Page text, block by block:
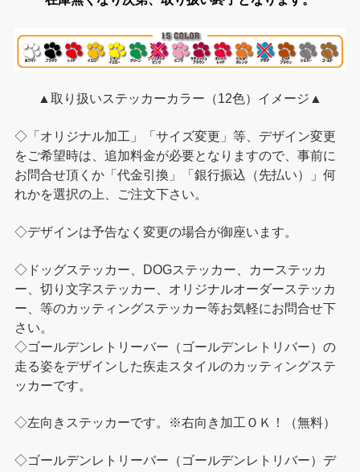
▲取り扱いステッカーカラー（12色）イメージ▲
◇「オリジナル加工」「サイズ変更」等、デザイン変更
をご希望時は、追加料金が必要となりますので、事前に
お問合せ頂くか「代金引換」「銀行振込（先払い）」何
れかを選択の上、ご注文下さい。
◇デザインは予告なく変更の場合が御座います。
◇ドッグステッカー、DOGステッカー、カーステッカ
ー、切り文字ステッカー、オリジナルオーダーステッカ
ー、等のカッティングステッカー等お気軽にお問合せ下
さい。
◇ゴールデンレトリーバー（ゴールデンレトリバー）の
走る姿をデザインした疾走スタイルのカッティングステ
ッカーです。
◇左向きステッカーです。※右向き加工ＯＫ！（無料）
◇ゴールデンレトリーバー（ゴールデンレトリバー）デ